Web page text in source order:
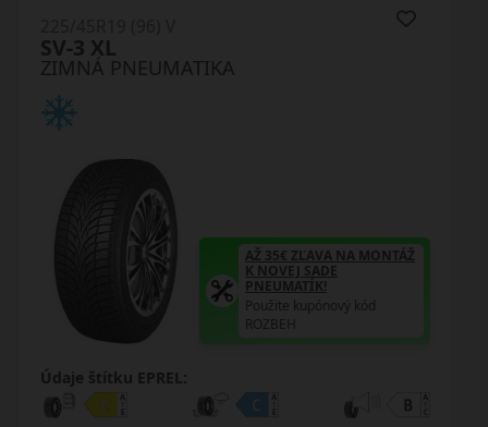
ZIMNÁ PNEUMATIKA
Winguard Sport3 XL RPB
AŽ 35€ ZĽAVA NA MONTÁŽ
K NOVEJ SADE
PNEUMATÍK!
Použite kupónový kód
ROZBEH
Údaje štítku EPREL: